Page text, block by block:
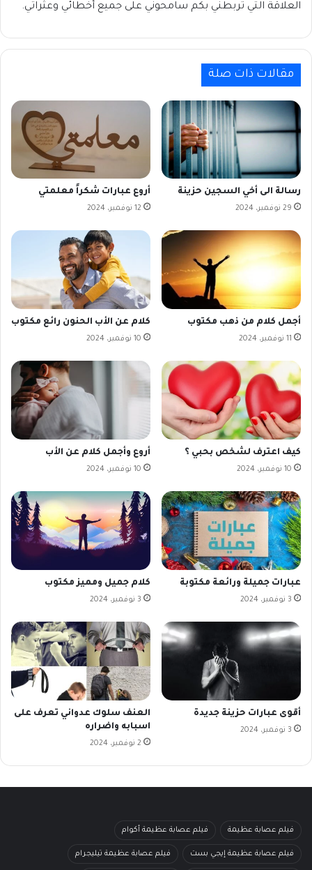
العلاقة التي تربطني بكم سامحوني على جميع أخطائي وعثراتي.
مقالات ذات صلة
رسالة الى أخي السجين حزينة
29 نوفمبر، 2024
أروع عبارات شكراً معلمتي
12 نوفمبر، 2024
أجمل كلام من ذهب مكتوب
11 نوفمبر، 2024
كلام عن الأب الحنون رائع مكتوب
10 نوفمبر، 2024
كيف اعترف لشخص بحبي ؟
10 نوفمبر، 2024
أروع وأجمل كلام عن الأب
10 نوفمبر، 2024
عبارات جميلة ورائعة مكتوبة
3 نوفمبر، 2024
كلام جميل ومميز مكتوب
3 نوفمبر، 2024
أقوى عبارات حزينة جديدة
3 نوفمبر، 2024
العنف سلوك عدواني تعرف على
اسبابه واضراره
2 نوفمبر، 2024
فيلم عصابة عظيمة فيلم عصابة عظيمة أكوام
فيلم عصابة عظيمة إيجي بست فيلم عصابة عظيمة تيليجرام